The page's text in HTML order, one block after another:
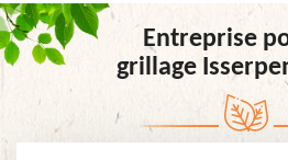
Entreprise
grillage